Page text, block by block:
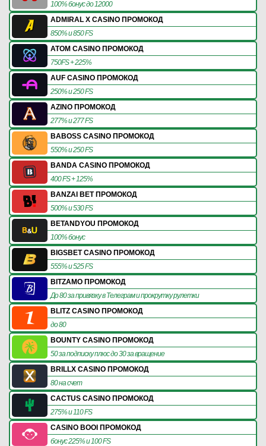
100% бонус до 12000
ADMIRAL X CASINO ПРОМОКОД
850% и 850 FS
ATOM CASINO ПРОМОКОД
750FS + 225%
AUF CASINO ПРОМОКОД
250% и 250 FS
AZINO ПРОМОКОД
277% и 277 FS
BABOSS CASINO ПРОМОКОД
550% и 250 FS
BANDA CASINO ПРОМОКОД
400 FS + 125%
BANZAI BET ПРОМОКОД
500% и 530 FS
BETANDYOU ПРОМОКОД
100% бонус
BIGSBET CASINO ПРОМОКОД
555% и 525 FS
BITZAMO ПРОМОКОД
До 80 за привязку в Телеграм и прокрутку рулетки
BLITZ CASINO ПРОМОКОД
до 80
BOUNTY CASINO ПРОМОКОД
50 за подписку плюс до 30 за вращение
BRILLX CASINO ПРОМОКОД
80 на счет
CACTUS CASINO ПРОМОКОД
275% и 110 FS
CASINO BOOI ПРОМОКОД
бонус 225% и 100 FS